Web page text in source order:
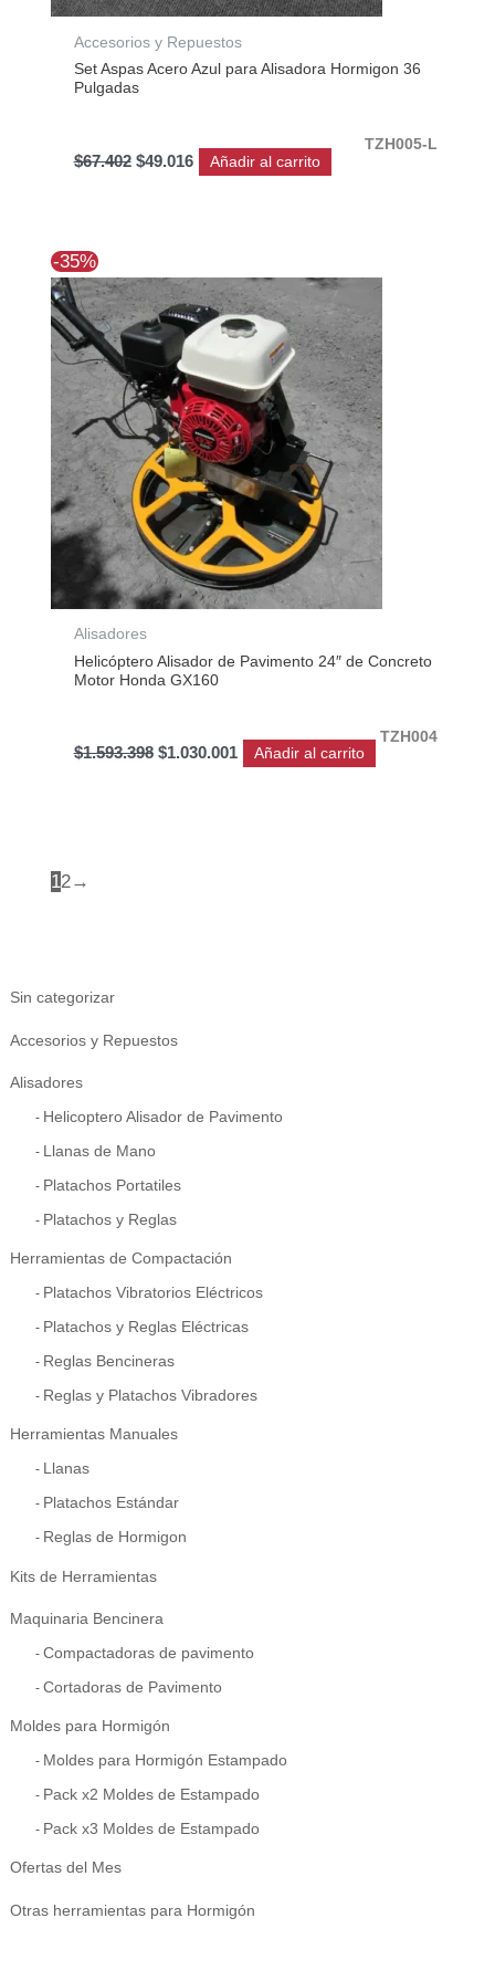
Sin categorizar
Accesorios y Repuestos
Alisadores
Helicoptero Alisador de Pavimento
Llanas de Mano
Platachos Portatiles
Platachos y Reglas
Herramientas de Compactación
Platachos Vibratorios Eléctricos
Platachos y Reglas Eléctricas
Reglas Bencineras
Reglas y Platachos Vibradores
Herramientas Manuales
Llanas
Platachos Estándar
Reglas de Hormigon
Kits de Herramientas
Maquinaria Bencinera
Compactadoras de pavimento
Cortadoras de Pavimento
Moldes para Hormigón
Moldes para Hormigón Estampado
Pack x2 Moldes de Estampado
Pack x3 Moldes de Estampado
Ofertas del Mes
Otras herramientas para Hormigón
Accesorios y Repuestos
Set Aspas Acero Azul para Alisadora Hormigon 36
Pulgadas
TZH005-L
$67.402 $49.016 Añadir al carrito
-35%
Alisadores
Helicóptero Alisador de Pavimento 24″ de Concreto
Motor Honda GX160
TZH004
$1.593.398
precio
original
era:
$1.593.398.
$1.030.001
precio
actual
es:
$1.030.001.
Añadir al carrito
12→